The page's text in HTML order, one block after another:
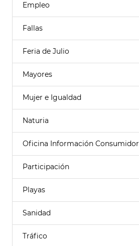
Empleo
Fallas
Feria de Julio
Mayores
Mujer e Igualdad
Naturia
Oficina Información Consumidor
Participación
Playas
Sanidad
Tráfico